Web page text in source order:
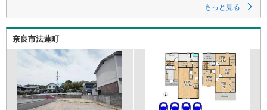
～自社ブランド物件:建売価格で「理想」を諦めない住まい～
■なぜ建売価格で「理想」が叶うのか？
施工から販売までグループ内で完結させることで中間コストを徹底カッ
ト。その分を「広さ」と「性能」に還元しました。
・諦めない「広さ」:33坪標準。一般的な建売より「6畳1間分」広い設計を
・諦めない「性能」:ZEH基準の断熱性と耐震等級3（※二層物件のみ）を両
立。
もっと見る
奈良市法蓮町